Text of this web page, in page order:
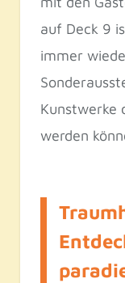
auf Deck 9
immer
Kunstwerke
werden